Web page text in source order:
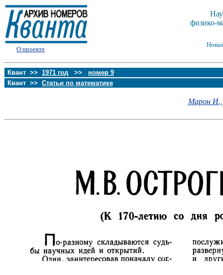
О проекте
физико-
Квант >> 1971 год >> номер 9
Квант >> Статьи по математике
Марон И.,